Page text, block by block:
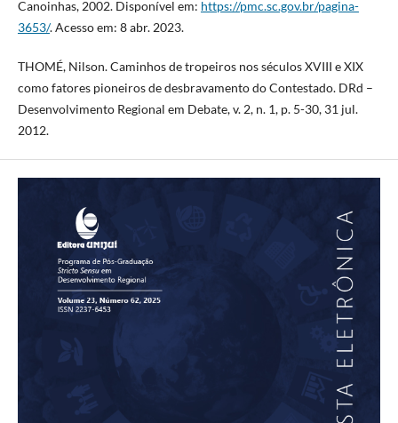
Canoinhas, 2002. Disponível em: https://pmc.sc.gov.br/pagina-
3653/. Acesso em: 8 abr. 2023.
THOMÉ, Nilson. Caminhos de tropeiros nos séculos XVIII e XIX
como fatores pioneiros de desbravamento do Contestado. DRd –
Desenvolvimento Regional em Debate, v. 2, n. 1, p. 5-30, 31 jul.
2012.